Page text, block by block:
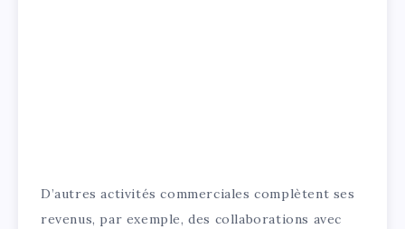
D’autres activités commerciales complètent ses
revenus, par exemple, des collaborations avec